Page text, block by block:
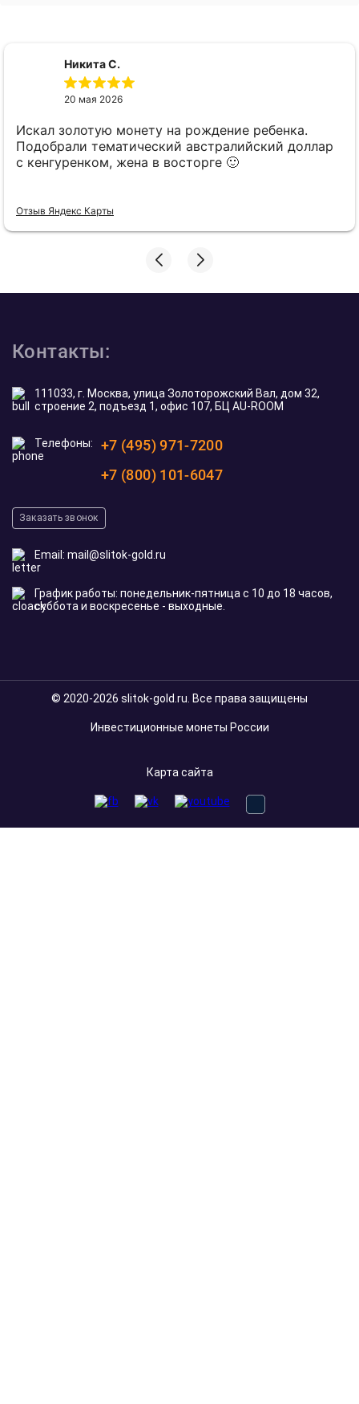
Никита С.
20 мая 2026
Искал золотую монету на рождение ребенка.
Подобрали тематический австралийский доллар
с кенгуренком, жена в восторге 🙂
Отзыв Яндекс Карты
Контакты:
111033, г. Москва, улица Золоторожский Вал, дом 32,
строение 2, подъезд 1, офис 107, БЦ AU-ROOM
Телефоны:
+7 (495) 971-7200
+7 (800) 101-6047
Заказать звонок
Email: mail@slitok-gold.ru
График работы: понедельник-пятница с 10 до 18 часов,
суббота и воскресенье - выходные.
© 2020-2026 slitok-gold.ru. Все права защищены
Инвестиционные монеты России
Карта сайта